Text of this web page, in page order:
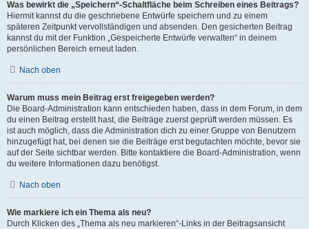
Was bewirkt die „Speichern“-Schaltfläche beim Schreiben eines Beitrags?
Hiermit kannst du die geschriebene Entwürfe speichern und zu einem
späteren Zeitpunkt vervollständigen und absenden. Den gesicherten Beitrag
kannst du mit der Funktion „Gespeicherte Entwürfe verwalten“ in deinem
persönlichen Bereich erneut laden.
Nach oben
Warum muss mein Beitrag erst freigegeben werden?
Die Board-Administration kann entschieden haben, dass in dem Forum, in dem
du einen Beitrag erstellt hast, die Beiträge zuerst geprüft werden müssen. Es
ist auch möglich, dass die Administration dich zu einer Gruppe von Benutzern
hinzugefügt hat, bei denen sie die Beiträge erst begutachten möchte, bevor sie
auf der Seite sichtbar werden. Bitte kontaktiere die Board-Administration, wenn
du weitere Informationen dazu benötigst.
Nach oben
Wie markiere ich ein Thema als neu?
Durch Klicken des „Thema als neu markieren“-Links in der Beitragsansicht